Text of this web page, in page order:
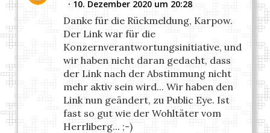
10. Dezember 2020 um 20:28
Danke für die Rückmeldung, Karpow.
Der Link war für die
Konzernverantwortungsinitiative, und
wir haben nicht daran gedacht, dass
der Link nach der Abstimmung nicht
mehr aktiv sein wird... Wir haben den
Link nun geändert, zu Public Eye. Ist
fast so gut wie der Wohltäter vom
Herrliberg... ;-)